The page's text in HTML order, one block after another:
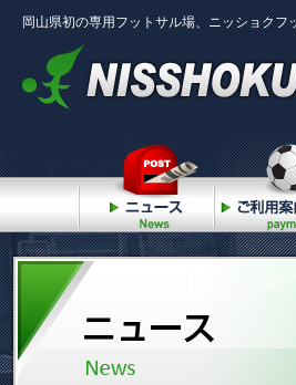
岡山県初の専用フットサル場、ニッショクフ
ニュース